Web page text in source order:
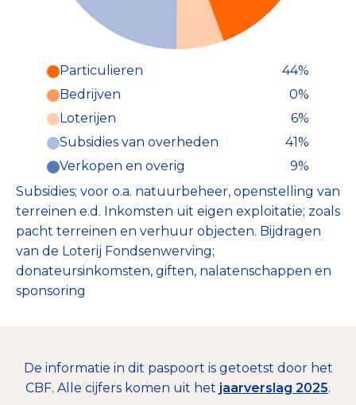
Particulieren (44%)
Deze inkomsten zijn als volgt
onderverdeeld:
Particulieren
44%
Bedrijven
0%
Loterijen
6%
Subsidies van overheden
41%
Verkopen en overig
9%
Subsidies; voor o.a. natuurbeheer, openstelling van
terreinen e.d. Inkomsten uit eigen exploitatie; zoals
pacht terreinen en verhuur objecten. Bijdragen
van de Loterij Fondsenwerving;
donateursinkomsten, giften, nalatenschappen en
sponsoring
De informatie in dit paspoort is getoetst door het
CBF. Alle cijfers komen uit het jaarverslag 2025.